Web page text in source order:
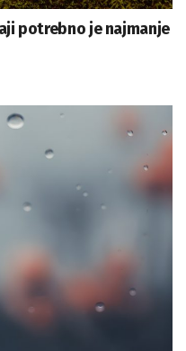
potrebno je najmanje